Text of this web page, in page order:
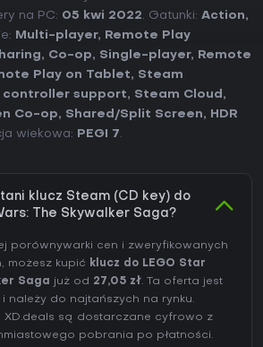
na PC: 05 kwi 2022. Gatunki: Action,
Multi-player,
Remote Play
, Co-op, Single-player,
Remote
Play on Tablet, Steam
controller support, Steam Cloud ,
Co-op, Shared/Split Screen,
HDR
wiekowa: PEGI 7.
klucz Steam (CD key) do
The Skywalker Saga?
porównywarki cen i zweryfikowanych
możesz kupić klucz do LEGO Star
Saga
już od 27,05 zł. Ta oferta jest
i należy do najtańszych na rynku.
XD.deals są dostarczane cyfrowo z
pobrania po płatności.